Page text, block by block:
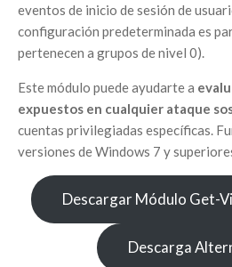
eventos de inicio de sesión de
configuración predeterminada es
pertenecen a grupos de nivel 0).
Este módulo puede ayudarte a
expuestos en cualquier ataque
cuentas privilegiadas específicas.
versiones de Windows 7 y
Descargar Módulo Get-
Descarga